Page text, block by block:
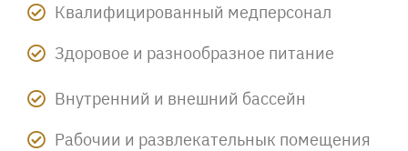
Квалифицированный медперсонал
Здоровое и разнообразное питание
Внутренний и внешний бассейн
Рабочии и развлекательнык помещения​